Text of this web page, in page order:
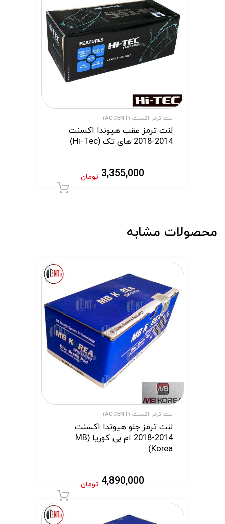
لنت ترمز اکسنت (ACCENT)
لنت ترمز عقب هیوندا اکسنت
2014-2018 های تک (Hi-Tec)
3,355,000 تومان
محصولات مشابه
لنت ترمز اکسنت (ACCENT)
لنت ترمز جلو هیوندا اکسنت
2014-2018 ام بی کوریا (MB
Korea)
4,890,000 تومان